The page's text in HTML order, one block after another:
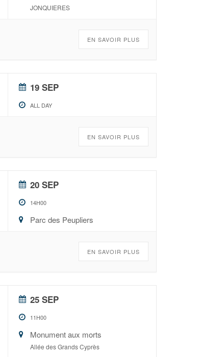
JONQUIERES
EN SAVOIR PLUS
19 SEP
ALL DAY
EN SAVOIR PLUS
20 SEP
14H00
Parc des Peupliers
EN SAVOIR PLUS
25 SEP
11H00
Monument aux morts
Allée des Grands Cyprès